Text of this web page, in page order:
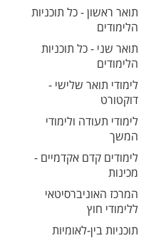
תואר ראשון - כל תוכניות
הלימודים
תואר שני - כל תוכניות
הלימודים
לימודי תואר שלישי -
דוקטורט
לימודי תעודה ולימודי
המשך
לימודים קדם אקדמיים -
מכינות
המרכז האוניברסיטאי
ללימודי חוץ
תוכניות בין-לאומיות